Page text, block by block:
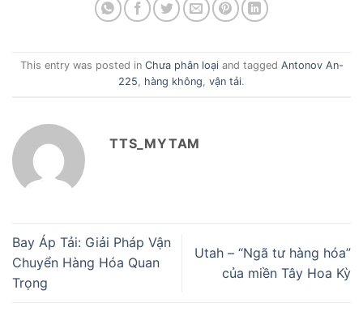
This entry was posted in Chưa phân loạiand tagged Antonov An-
225, hàng không, vận tải.
TTS_MYTAM
Bay Áp Tải: Giải Pháp Vận
Chuyển Hàng Hóa Quan
Trọng
Utah – “Ngã tư hàng hóa”
của miền Tây Hoa Kỳ